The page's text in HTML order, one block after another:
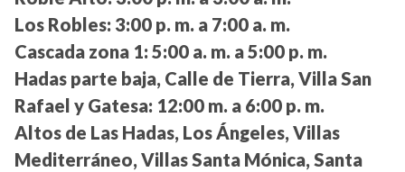
Los Robles: 3:00 p. m. a 7:00 a. m.
Cascada zona 1: 5:00 a. m. a 5:00 p. m.
Hadas parte baja, Calle de Tierra, Villa San
Rafael y Gatesa: 12:00 m. a 6:00 p. m.
Altos de Las Hadas, Los Ángeles, Villas
Mediterráneo, Villas Santa Mónica, Santa